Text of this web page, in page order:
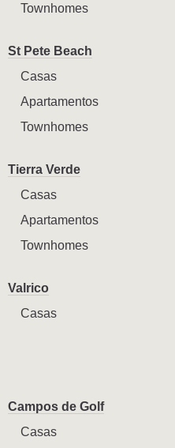
Townhomes
St Pete Beach
Casas
Apartamentos
Townhomes
Tierra Verde
Casas
Apartamentos
Townhomes
Valrico
Casas
Campos de Golf
Casas